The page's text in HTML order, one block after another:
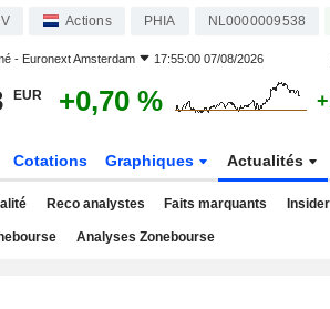
Actions PHIA NL0000009538
- Euronext Amsterdam 17:55:00 07/08/2026
EUR +0,70 %
Cotations Graphiques Actualités
Reco analystes Faits marquants
Analyses Zonebourse